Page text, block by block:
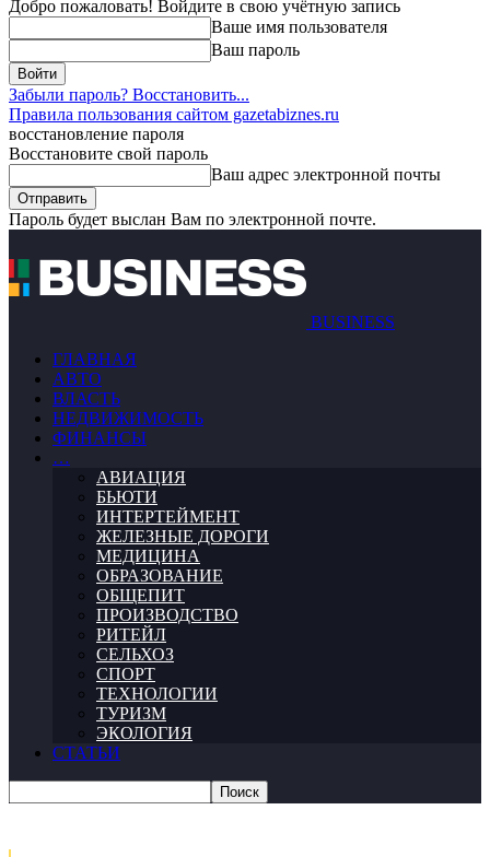
Добро пожаловать! Войдите в свою учётную запись
Ваше имя пользователя
Ваш пароль
Забыли пароль? Восстановить...
Правила пользования сайтом gazetabiznes.ru
восстановление пароля
Восстановите свой пароль
Ваш адрес электронной почты
Пароль будет выслан Вам по электронной почте.
BUSINESS
ГЛАВНАЯ
АВТО
ВЛАСТЬ
НЕДВИЖИМОСТЬ
ФИНАНСЫ
…
АВИАЦИЯ
БЬЮТИ
ИНТЕРТЕЙМЕНТ
ЖЕЛЕЗНЫЕ ДОРОГИ
МЕДИЦИНА
ОБРАЗОВАНИЕ
ОБЩЕПИТ
ПРОИЗВОДСТВО
РИТЕЙЛ
СЕЛЬХОЗ
СПОРТ
ТЕХНОЛОГИИ
ТУРИЗМ
ЭКОЛОГИЯ
СТАТЬИ